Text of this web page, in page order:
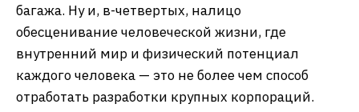
багажа. Ну и, в-четвертых, налицо
обесценивание человеческой жизни, где
внутренний мир и физический потенциал
каждого человека — это не более чем способ
отработать разработки крупных корпораций.